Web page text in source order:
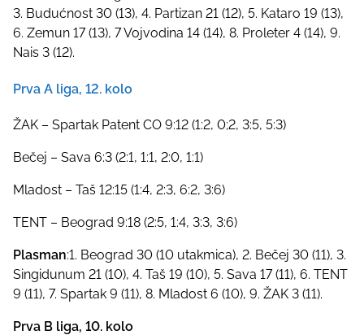
3. Budućnost 30 (13), 4. Partizan 21 (12), 5. Kataro 19 (13),
6. Zemun 17 (13), 7 Vojvodina 14 (14), 8. Proleter 4 (14), 9.
Nais 3 (12).
Prva A liga, 12. kolo
ŽAK – Spartak Patent CO 9:12 (1:2, 0;2, 3:5, 5:3)
Bečej – Sava 6:3 (2:1, 1:1, 2:0, 1:1)
Mladost – Taš 12:15 (1:4, 2:3, 6:2, 3:6)
TENT – Beograd 9:18 (2:5, 1:4, 3:3, 3:6)
Plasman:1. Beograd 30 (10 utakmica), 2. Bečej 30 (11), 3.
Singidunum 21 (10), 4. Taš 19 (10), 5. Sava 17 (11), 6. TENT
9 (11), 7. Spartak 9 (11), 8. Mladost 6 (10), 9. ŽAK 3 (11).
Prva B liga, 10. kolo